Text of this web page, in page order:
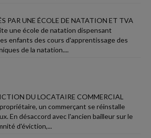
PAR UNE ÉCOLE DE NATATION ET TVA
une école de natation dispensant
enfants des cours d'apprentissage des
de la natation....
DU LOCATAIRE COMMERCIAL
un commerçant se réinstalle
En désaccord avec l'ancien bailleur sur le
d'éviction,...